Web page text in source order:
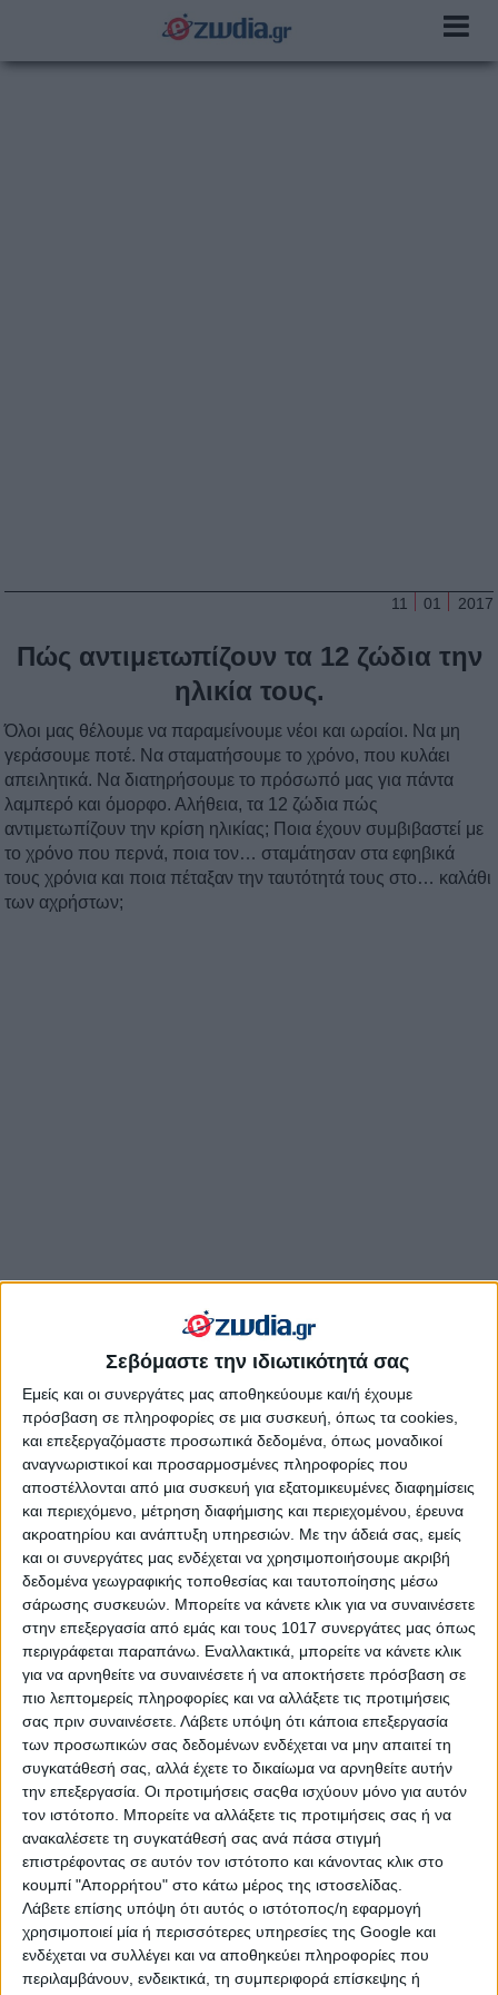
Σεβόμαστε την ιδιωτικότητά σας
Εμείς και οι συνεργάτες μας αποθηκεύουμε και/ή έχουμε
πρόσβαση σε πληροφορίες σε μια συσκευή, όπως τα cookies,
και επεξεργαζόμαστε προσωπικά δεδομένα, όπως μοναδικοί
αναγνωριστικοί και προσαρμοσμένες πληροφορίες που
αποστέλλονται από μια συσκευή για εξατομικευμένες διαφημίσεις
και περιεχόμενο, μέτρηση διαφήμισης και περιεχομένου, έρευνα
ακροατηρίου και ανάπτυξη υπηρεσιών. Με την άδειά σας, εμείς
και οι συνεργάτες μας ενδέχεται να χρησιμοποιήσουμε ακριβή
δεδομένα γεωγραφικής τοποθεσίας και ταυτοποίησης μέσω
σάρωσης συσκευών. Μπορείτε να κάνετε κλικ για να συναινέσετε
στην επεξεργασία από εμάς και τους 1017 συνεργάτες μας όπως
περιγράφεται παραπάνω. Εναλλακτικά, μπορείτε να κάνετε κλικ
για να αρνηθείτε να συναινέσετε ή να αποκτήσετε πρόσβαση σε
πιο λεπτομερείς πληροφορίες και να αλλάξετε τις προτιμήσεις
σας πριν συναινέσετε. Λάβετε υπόψη ότι κάποια επεξεργασία
των προσωπικών σας δεδομένων ενδέχεται να μην απαιτεί τη
συγκατάθεσή σας, αλλά έχετε το δικαίωμα να αρνηθείτε αυτήν
την επεξεργασία. Οι προτιμήσεις σαςθα ισχύουν μόνο για αυτόν
τον ιστότοπο. Μπορείτε να αλλάξετε τις προτιμήσεις σας ή να
ανακαλέσετε τη συγκατάθεσή σας ανά πάσα στιγμή
επιστρέφοντας σε αυτόν τον ιστότοπο και κάνοντας κλικ στο
κουμπί "Απορρήτου" στο κάτω μέρος της ιστοσελίδας.
Λάβετε επίσης υπόψη ότι αυτός ο ιστότοπος/η εφαρμογή
χρησιμοποιεί μία ή περισσότερες υπηρεσίες της Google και
ενδέχεται να συλλέγει και να αποθηκεύει πληροφορίες που
περιλαμβάνουν, ενδεικτικά, τη συμπεριφορά επίσκεψης ή
11 01 2017
Πώς αντιμετωπίζουν τα 12 ζώδια την
ηλικία τους.
Όλοι μας θέλουμε να παραμείνουμε νέοι και ωραίοι. Να μη
γεράσουμε ποτέ. Να σταματήσουμε το χρόνο, που κυλάει
απειλητικά. Να διατηρήσουμε το πρόσωπό μας για πάντα
λαμπερό και όμορφο. Αλήθεια, τα 12 ζώδια πώς
αντιμετωπίζουν την κρίση ηλικίας; Ποια έχουν συμβιβαστεί με
το χρόνο που περνά, ποια τον… σταμάτησαν στα εφηβικά
τους χρόνια και ποια πέταξαν την ταυτότητά τους στο… καλάθι
των αχρήστων;
Όταν τα ζώδια παθαίνουν κρίση
ηλικίας…
Ο Κριός αντιμετωπίζει την κρίση ηλικίας δυναμικά! Ασχολείται
με ενέργειες και δραστηριότητες που τον κάνουν να νιώθει
νέος και συμπεριφέρεται σαν έφηβος. Δύσκολα συμβιβάζεται
με το πέρασμα του χρόνου και ακόμα πιο δύσκολα θα δεχτεί
ότι θα πρέπει να συναναστρέφεται με άτομα… μιας κάποιας
ηλικίας. Κάνει παρέα πάντα με νεότερους, αλλά υπάρχει
μεταξύ τους ένα είδος ανταγωνισμού. Βεβαίως, δεν κρύβει την
ηλικία του, αλλά δε βαδίζει με βάση αυτήν.
Ταύρος
Ο Ταύρος γενικά συμπεριφέρεται πολύ πιο ώριμα από την
ηλικία του. Νοιώθει μάλιστα ότι τον έχουν πάρει και τα χρόνια,
κι όταν μάλιστα τα σημάδια του χρόνου θα κάνουν την
εμφάνισή τους επάνω του, τότε θα εισβάλει στη ζωή του η
ανασφάλεια, το άγχος, η αδυναμία να αντιμετωπίσει την